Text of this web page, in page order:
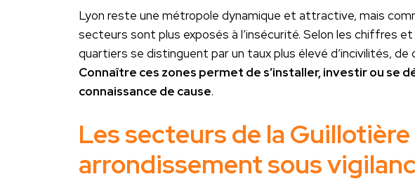
Lyon reste une métropole dynamique et attractive, mais
secteurs sont plus exposés à l’insécurité. Selon les chiffres
quartiers se distinguent par un taux plus élevé d’incivilités, de
Connaître ces zones permet de s’installer, investir ou se
connaissance de cause.
Les secteurs de la
arrondissement sous